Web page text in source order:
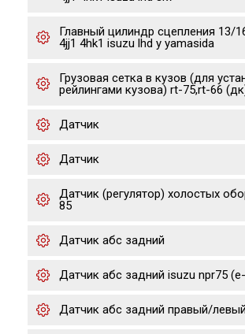
Главный цилиндр сцепления 13/
4jj1 4hk1 isuzu lhd y yamasida
Грузовая сетка в кузов (для
рейлингами кузова) rt-75,rt-66
Датчик
Датчик
Датчик (регулятор) холостых
85
Датчик абс задний
Датчик абс задний isuzu npr75
Датчик абс задний правый/